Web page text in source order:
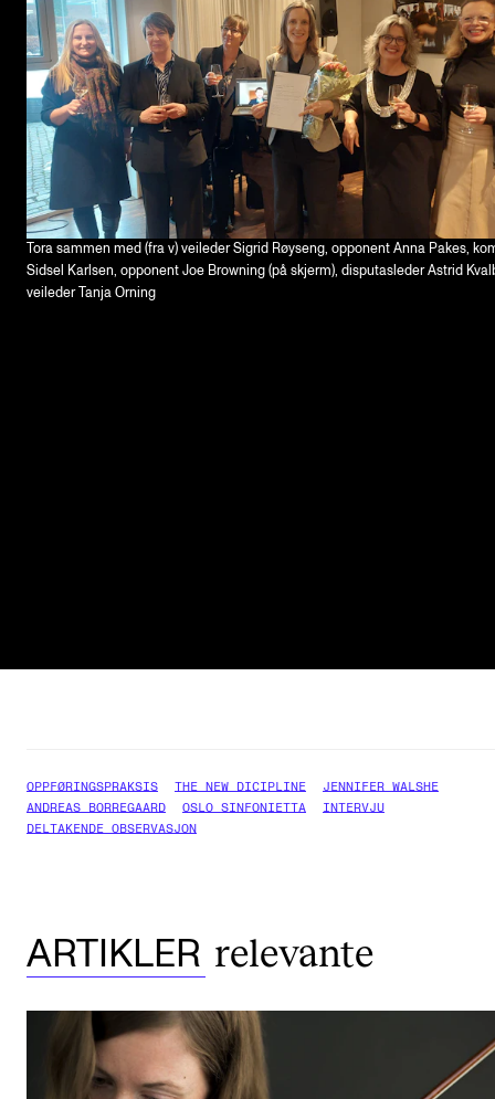
Tora sammen med (fra v) veileder Sigrid Røyseng, opponent Anna Pakes,
Sidsel Karlsen, opponent Joe Browning (på skjerm), disputasleder Astrid
veileder Tanja Orning
OPPFØRINGSPRAKSIS THE NEW DICIPLINE
JENNIFER WALSHE
ANDREAS BORREGAARD
OSLO SINFONIETTA
INTERVJU
DELTAKENDE OBSERVASJON
ARTIKLER relevante